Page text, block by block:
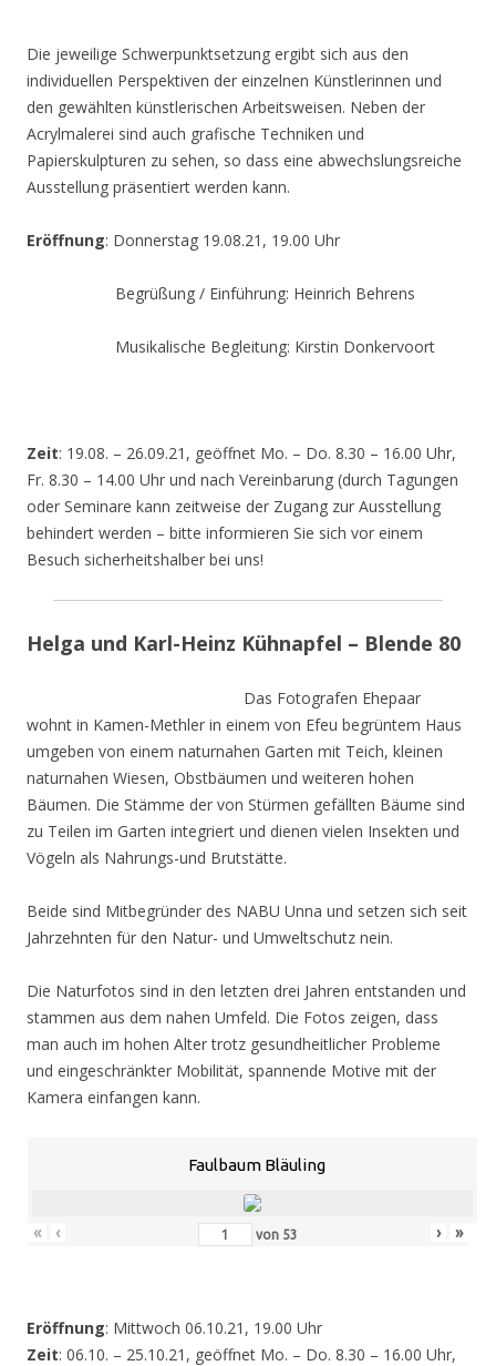
Die jeweilige Schwerpunktsetzung ergibt sich aus den
individuellen Perspektiven der einzelnen Künstlerinnen und
den gewählten künstlerischen Arbeitsweisen. Neben der
Acrylmalerei sind auch grafische Techniken und
Papierskulpturen zu sehen, so dass eine abwechslungsreiche
Ausstellung präsentiert werden kann.
Eröffnung: Donnerstag 19.08.21, 19.00 Uhr
Begrüßung / Einführung: Heinrich Behrens
Musikalische Begleitung: Kirstin Donkervoort
Zeit: 19.08. – 26.09.21, geöffnet Mo. – Do. 8.30 – 16.00 Uhr,
Fr. 8.30 – 14.00 Uhr und nach Vereinbarung (durch Tagungen
oder Seminare kann zeitweise der Zugang zur Ausstellung
behindert werden – bitte informieren Sie sich vor einem
Besuch sicherheitshalber bei uns!
Helga und Karl-Heinz Kühnapfel – Blende 80
Das Fotografen Ehepaar
wohnt in Kamen-Methler in einem von Efeu begrüntem Haus
umgeben von einem naturnahen Garten mit Teich, kleinen
naturnahen Wiesen, Obstbäumen und weiteren hohen
Bäumen. Die Stämme der von Stürmen gefällten Bäume sind
zu Teilen im Garten integriert und dienen vielen Insekten und
Vögeln als Nahrungs-und Brutstätte.
Beide sind Mitbegründer des NABU Unna und setzen sich seit
Jahrzehnten für den Natur- und Umweltschutz nein.
Die Naturfotos sind in den letzten drei Jahren entstanden und
stammen aus dem nahen Umfeld. Die Fotos zeigen, dass
man auch im hohen Alter trotz gesundheitlicher Probleme
und eingeschränkter Mobilität, spannende Motive mit der
Kamera einfangen kann.
Faulbaum Bläuling
« ‹ von 53 › »
Eröffnung: Mittwoch 06.10.21, 19.00 Uhr
Zeit: 06.10. – 25.10.21, geöffnet Mo. – Do. 8.30 – 16.00 Uhr,